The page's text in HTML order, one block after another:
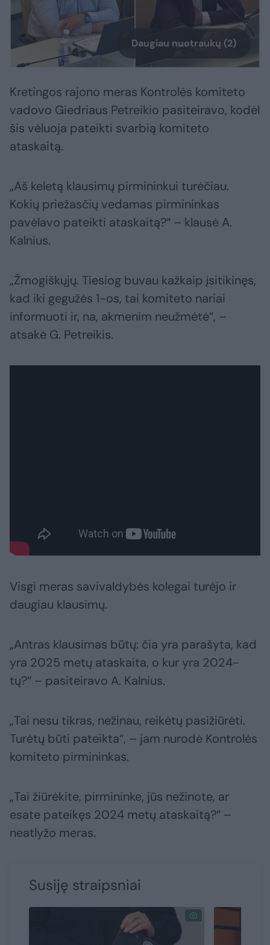
Daugiau nuotraukų (2)
Kretingos rajono meras Kontrolės komiteto
vadovo Giedriaus Petreikio pasiteiravo, kodėl
šis vėluoja pateikti svarbią komiteto
ataskaitą.
„Aš keletą klausimų pirmininkui turėčiau.
Kokių priežasčių vedamas pirmininkas
pavėlavo pateikti ataskaitą?“ – klausė A.
Kalnius.
„Žmogiškųjų. Tiesiog buvau kažkaip įsitikinęs,
kad iki gegužės 1-os, tai komiteto nariai
informuoti ir, na, akmenim neužmėtė“, –
atsakė G. Petreikis.
Visgi meras savivaldybės kolegai turėjo ir
daugiau klausimų.
„Antras klausimas būtų: čia yra parašyta, kad
yra 2025 metų ataskaita, o kur yra 2024-
tų?“ – pasiteiravo A. Kalnius.
„Tai nesu tikras, nežinau, reikėtų pasižiūrėti.
Turėtų būti pateikta“, – jam nurodė Kontrolės
komiteto pirmininkas.
„Tai žiūrėkite, pirmininke, jūs nežinote, ar
esate pateikęs 2024 metų ataskaitą?“ –
neatlyžo meras.
Susiję straipsniai